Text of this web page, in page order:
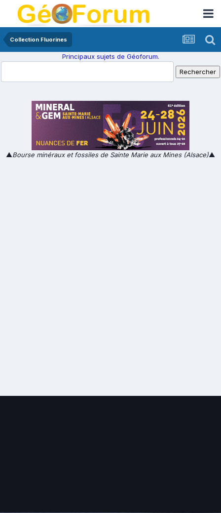
Collection Fluorines
Principaux sujets de Géoforum.
▲Bourse minéraux et fossiles de Sainte Marie aux Mines (Alsace)▲